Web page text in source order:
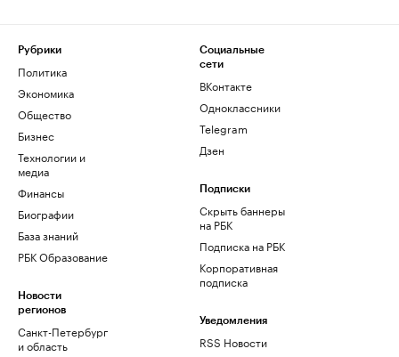
Рубрики
Политика
Экономика
Общество
Бизнес
Технологии и
медиа
Финансы
Биографии
База знаний
РБК Образование
Новости
регионов
Санкт-Петербург
и область
Социальные
сети
ВКонтакте
Одноклассники
Telegram
Дзен
Подписки
Скрыть баннеры
на РБК
Подписка на РБК
Корпоративная
подписка
Уведомления
RSS Новости